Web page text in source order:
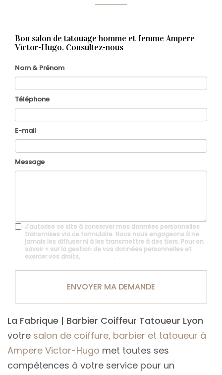
Bon salon de tatouage homme et femme Ampere
Victor-Hugo. Consultez-nous
Nom & Prénom
Téléphone
E-mail
Message
J'autorise ce site à conserver mes données personnelles
transmises via ce formulaire. Nous nous engageons à ne
jamais les diffuser ni à les transmettre à des tiers. Pour en
savoir + sur la gestion de vos données personnelles et
exercer vos droits,
.
Acceptation
ENVOYER MA DEMANDE
La Fabrique | Barbier Coiffeur Tatoueur Lyon
votre salon de coiffure, barbier et tatoueur à
Ampere Victor-Hugo met toutes ses
compétences à votre service pour un